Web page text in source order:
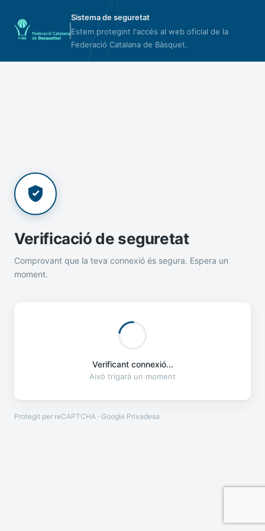
Sistema de seguretat
Estem protegint l'accés al web oficial de la
Federació Catalana de Bàsquet.
Verificació de seguretat
Comprovant que la teva connexió és segura. Espera un
moment.
Verificant connexió...
Això trigarà un moment
Protegit per reCAPTCHA · Google Privadesa